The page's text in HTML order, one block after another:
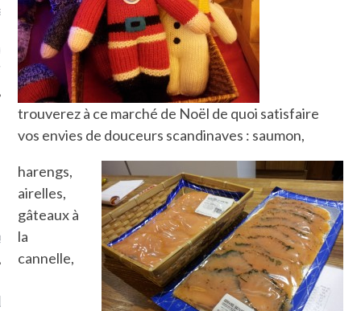
sur
la-femme-qui-
MOI SUR
TWITTER
@Isa_Monrozier
ARCACHON
trouverez à ce marché de Noël de quoi satisfaire
vos envies de douceurs scandinaves : saumon,
harengs,
airelles,
gâteaux à
la
cannelle,